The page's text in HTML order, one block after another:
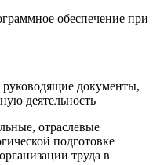
обеспечение при
документы,
деятельность
отраслевые
подготовке
труда в